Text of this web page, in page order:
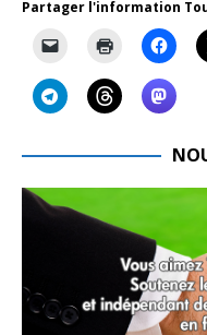
Partager l'information